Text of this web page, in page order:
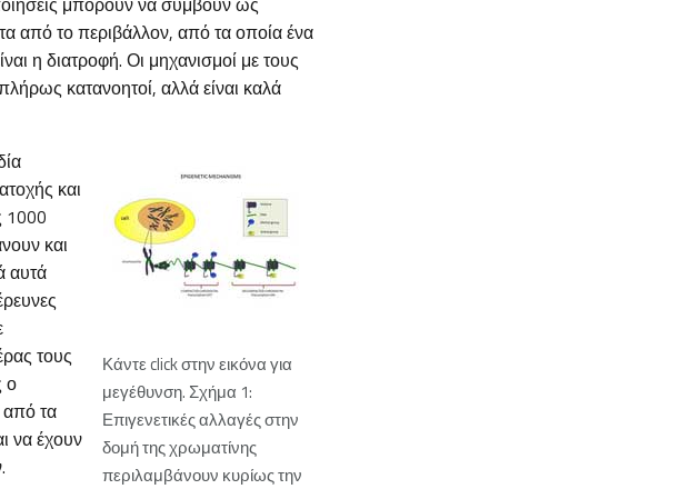
από το περιβάλλον, από τα οποία ένα
η διατροφή. Οι μηχανισμοί με τους
κατανοητοί, αλλά είναι καλά
Κάντε click στην εικόνα για
μεγέθυνση. Σχήμα 1:
Επιγενετικές αλλαγές στην
δομή της χρωματίνης
περιλαμβάνουν κυρίως την
και
1000
και
αυτά
τους
ο
από τα
να έχουν